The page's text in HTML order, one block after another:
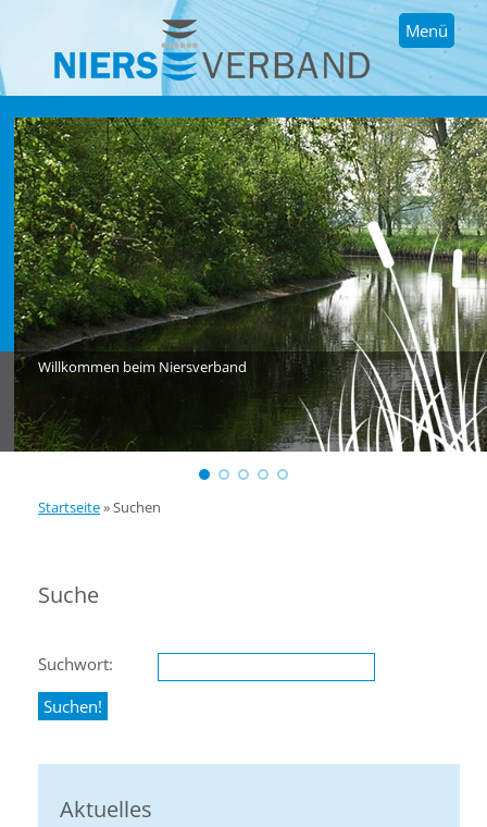
Menü
Willkommen beim Niersverband
Startseite»Suchen
Suche
Suchwort:
Aktuelles